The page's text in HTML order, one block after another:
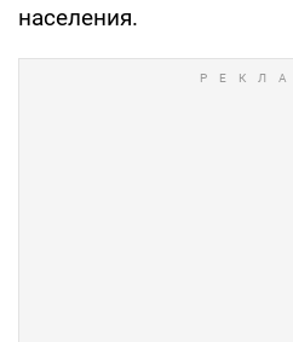
населения.